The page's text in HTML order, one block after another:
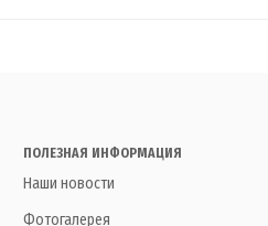
ПОЛЕЗНАЯ ИНФОРМАЦИЯ
Наши новости
Фотогалерея